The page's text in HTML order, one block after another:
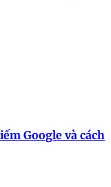
Google và cách